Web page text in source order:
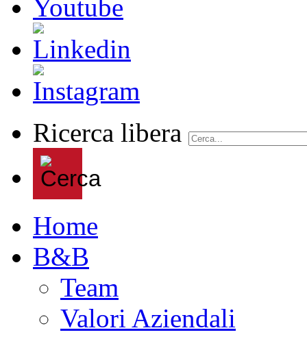
Ricerca libera
Home
B&B
Team
Valori Aziendali